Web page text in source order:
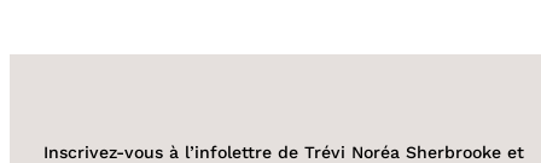
Inscrivez-vous à l’infolettre de Trévi Noréa Sherbrooke et